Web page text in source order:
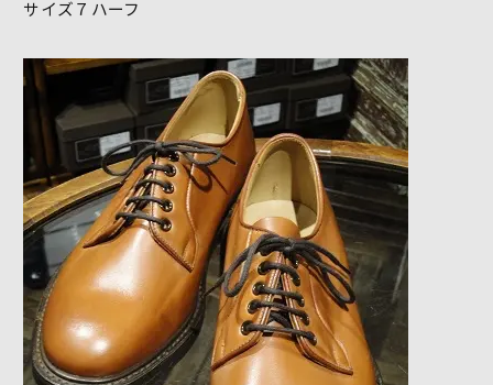
サイズ７ハーフ